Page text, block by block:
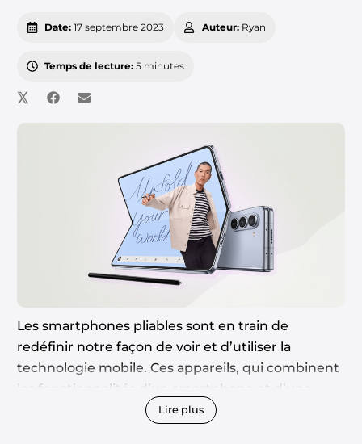
Date:17 septembre 2023 Auteur: Ryan
Temps de lecture:5 minutes
Les smartphones pliables sont en train de
redéfinir notre façon de voir et d’utiliser la
technologie mobile. Ces appareils, qui combinent
les fonctionnalités d’un smartphone et d’une
tablette, sont le futur de la mobilité.
Lire plus